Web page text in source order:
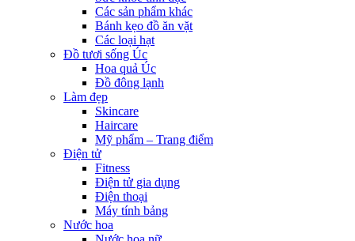
Các sản phẩm khác
Bánh kẹo đồ ăn vặt
Các loại hạt
Đồ tươi sống Úc
Hoa quả Úc
Đồ đông lạnh
Làm đẹp
Skincare
Haircare
Mỹ phẩm – Trang điểm
Điện tử
Fitness
Điện tử gia dụng
Điện thoại
Máy tính bảng
Nước hoa